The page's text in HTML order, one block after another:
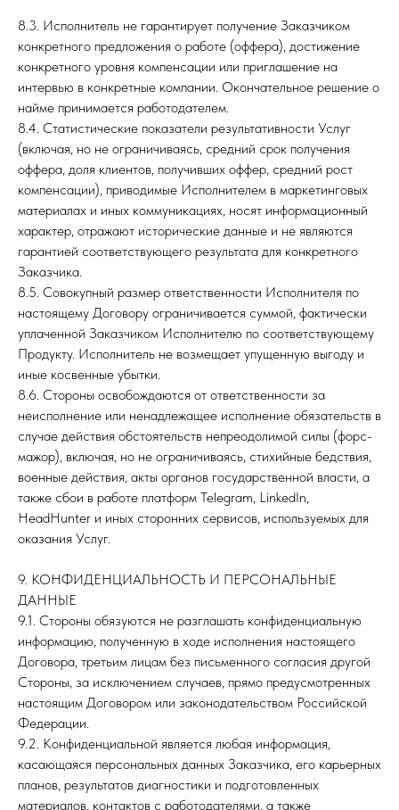
8.3. Исполнитель не гарантирует получение Заказчиком
конкретного предложения о работе (оффера), достижение
конкретного уровня компенсации или приглашение на
интервью в конкретные компании. Окончательное решение о
найме принимается работодателем.
8.4. Статистические показатели результативности Услуг
(включая, но не ограничиваясь, средний срок получения
оффера, доля клиентов, получивших оффер, средний рост
компенсации), приводимые Исполнителем в маркетинговых
материалах и иных коммуникациях, носят информационный
характер, отражают исторические данные и не являются
гарантией соответствующего результата для конкретного
Заказчика.
8.5. Совокупный размер ответственности Исполнителя по
настоящему Договору ограничивается суммой, фактически
уплаченной Заказчиком Исполнителю по соответствующему
Продукту. Исполнитель не возмещает упущенную выгоду и
иные косвенные убытки.
8.6. Стороны освобождаются от ответственности за
неисполнение или ненадлежащее исполнение обязательств в
случае действия обстоятельств непреодолимой силы (форс-
мажор), включая, но не ограничиваясь, стихийные бедствия,
военные действия, акты органов государственной власти, а
также сбои в работе платформ Telegram, LinkedIn,
HeadHunter и иных сторонних сервисов, используемых для
оказания Услуг.
9. КОНФИДЕНЦИАЛЬНОСТЬ И ПЕРСОНАЛЬНЫЕ
ДАННЫЕ
9.1. Стороны обязуются не разглашать конфиденциальную
информацию, полученную в ходе исполнения настоящего
Договора, третьим лицам без письменного согласия другой
Стороны, за исключением случаев, прямо предусмотренных
настоящим Договором или законодательством Российской
Федерации.
9.2. Конфиденциальной является любая информация,
касающаяся персональных данных Заказчика, его карьерных
планов, результатов диагностики и подготовленных
материалов, контактов с работодателями, а также